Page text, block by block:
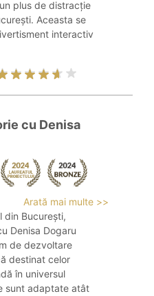
plus de distracție
Aceasta se
interactiv
cu Denisa
Arată mai multe >>
din București,
Denisa Dogaru
de dezvoltare
destinat celor
în universul
sunt adaptate atât